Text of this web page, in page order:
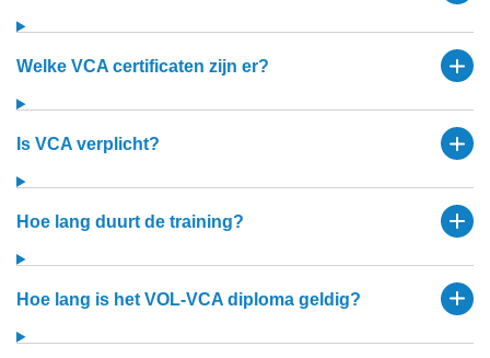
Welke VCA certificaten zijn er?
Is VCA verplicht?
Hoe lang duurt de training?
Hoe lang is het VOL-VCA diploma geldig?